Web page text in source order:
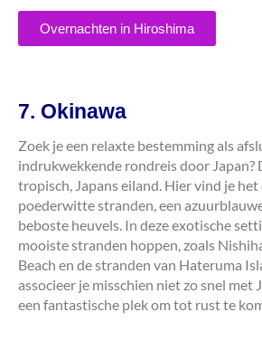
Overnachten in Hiroshima
7. Okinawa
Zoek je een relaxte bestemming als
indrukwekkende rondreis door Japan?
tropisch, Japans eiland. Hier vind je
poederwitte stranden, een
beboste heuvels. In deze exotische
mooiste stranden hoppen, zoals
Beach en de stranden van Hateruma
associeer je misschien niet zo snel met
een fantastische plek om tot rust te